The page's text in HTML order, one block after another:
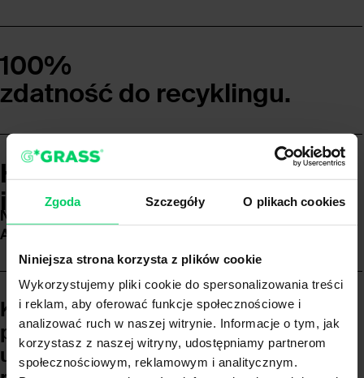
Zgoda Szczegóły O plikach cookies
Niniejsza strona korzysta z plików cookie
Wykorzystujemy pliki cookie do spersonalizowania treści
i reklam, aby oferować funkcje społecznościowe i
analizować ruch w naszej witrynie. Informacje o tym, jak
korzystasz z naszej witryny, udostępniamy partnerom
społecznościowym, reklamowym i analitycznym.
100%
zdatność do recyklingu.
Hightech made
in Austria.
Nova Pro One to markowy produkt wytworzony w
Austrii.
Kompleksowa
platforma szufladowa Nova Pro
umożliwiająca maksymalne